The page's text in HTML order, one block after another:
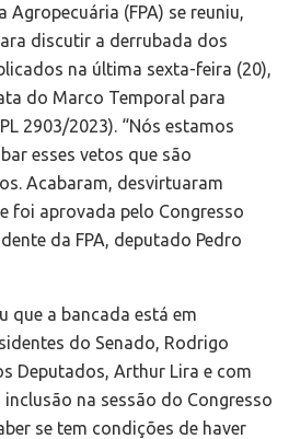
Agropecuária (FPA) se reuniu,
discutir a derrubada dos
na última sexta-feira (20),
do Marco Temporal para
2903/2023). “Nós estamos
esses vetos que são
Acabaram, desvirtuaram
foi aprovada pelo Congresso
da FPA, deputado Pedro
que a bancada está em
do Senado, Rodrigo
Deputados, Arthur Lira e com
na sessão do Congresso
se tem condições de haver